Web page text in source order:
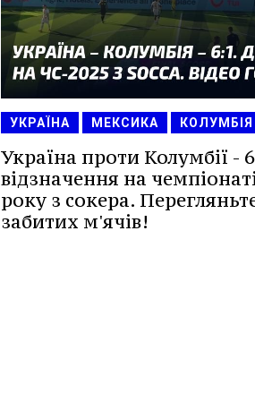
УКРАЇНА МЕКСИКА КОЛУМБІЯ
Україна проти Колумбії -
відзначення на
року з сокера.
забитих м'ячів!